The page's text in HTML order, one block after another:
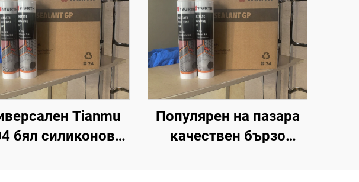
Tianmu
бял силиконов
Популярен на пазара
качествен бързо